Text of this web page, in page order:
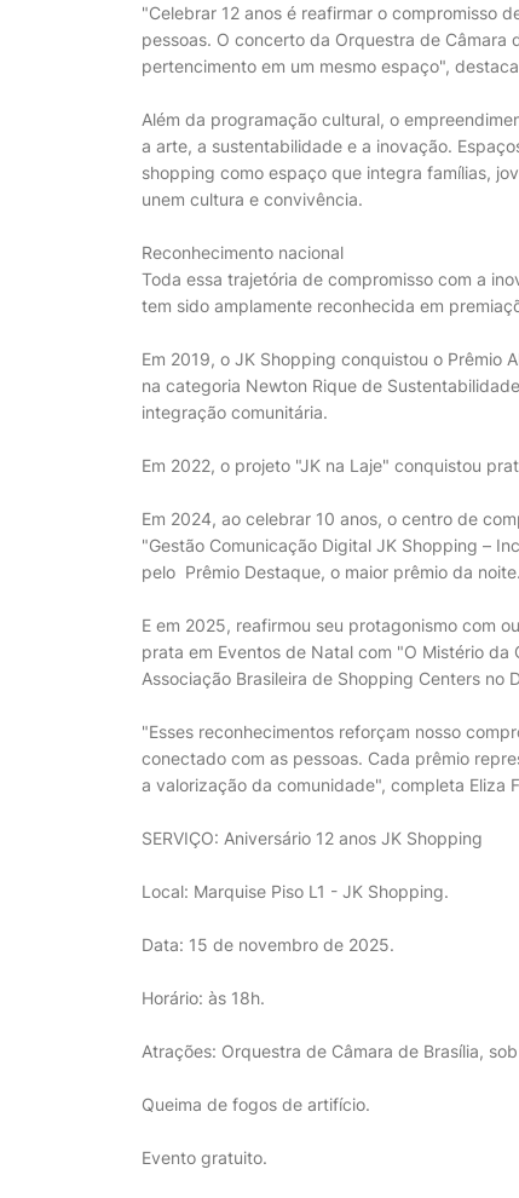
"Celebrar 12 anos é reafirmar o compromisso
pessoas. O concerto da Orquestra de
pertencimento em um mesmo espaço",
Além da programação cultural, o
a arte, a sustentabilidade e a inovação.
shopping como espaço que integra famílias,
unem cultura e convivência.
Reconhecimento nacional
Toda essa trajetória de compromisso com a
tem sido amplamente reconhecida em
Em 2019, o JK Shopping conquistou o
na categoria Newton Rique de
integração comunitária.
Em 2022, o projeto "JK na Laje" conquistou
Em 2024, ao celebrar 10 anos, o centro de
"Gestão Comunicação Digital JK Shopping –
pelo Prêmio Destaque, o maior prêmio da noite.
E em 2025, reafirmou seu protagonismo com
prata em Eventos de Natal com "O Mistério
Associação Brasileira de Shopping Centers no
"Esses reconhecimentos reforçam nosso
conectado com as pessoas. Cada prêmio
a valorização da comunidade", completa Eliza
SERVIÇO: Aniversário 12 anos JK Shopping
Local: Marquise Piso L1 - JK Shopping.
Data: 15 de novembro de 2025.
Horário: às 18h.
Atrações: Orquestra de Câmara de Brasília,
Queima de fogos de artifício.
Evento gratuito.